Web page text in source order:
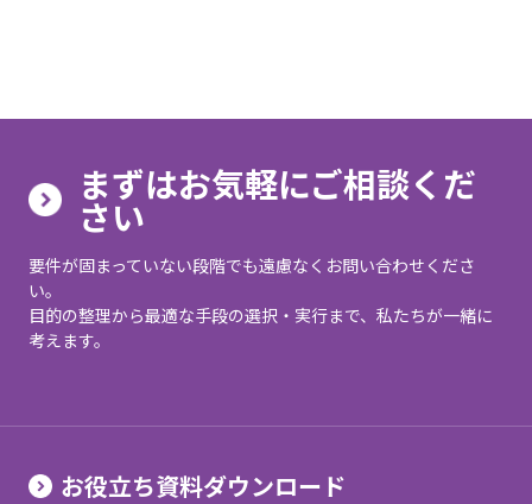
まずはお気軽にご相談くだ
さい
要件が固まっていない段階でも遠慮なくお問い合わせくださ
い。
目的の整理から最適な手段の選択・実行まで、私たちが一緒に
考えます。
お役立ち資料ダウンロード